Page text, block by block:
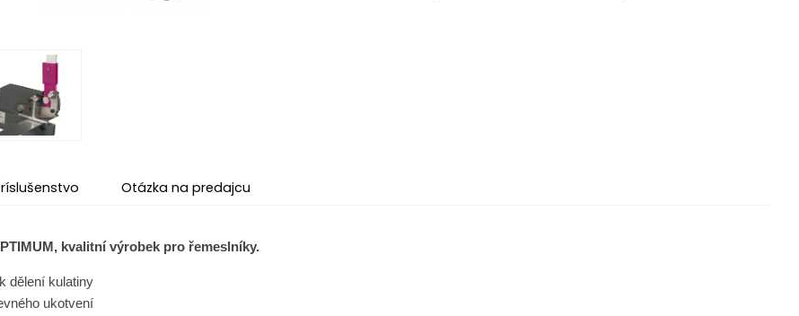
Otázka na predajcu
kvalitní výrobek pro řemeslníky.
dělení kulatiny
ukotvení